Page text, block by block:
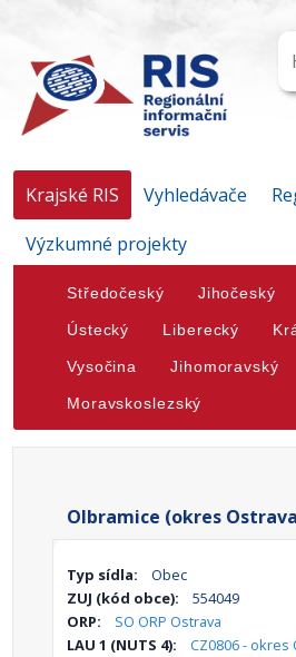
Krajské RIS Vyhledávače
Výzkumné projekty
Středočeský Jihočeský
Ústecký Liberecký
Vysočina Jihomoravský
Moravskoslezský
Olbramice (okres
Typ sídla:
Obec
ZUJ (kód obce):
554049
ORP:
SO ORP Ostrava
LAU 1 (NUTS 4):
CZ0806 - okres